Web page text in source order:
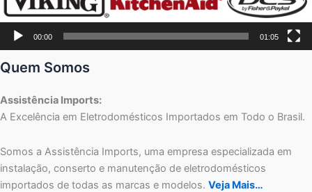
00:00 01:05
Quem Somos
Assistência Imports:
A Excelência em Eletrodomésticos Importados em Todo o Brasil.
Somos a Assistência Imports, uma empresa especializada em
instalação, conserto e manutenção de eletrodomésticos
importados de todas as marcas e modelos. Veja Mais…